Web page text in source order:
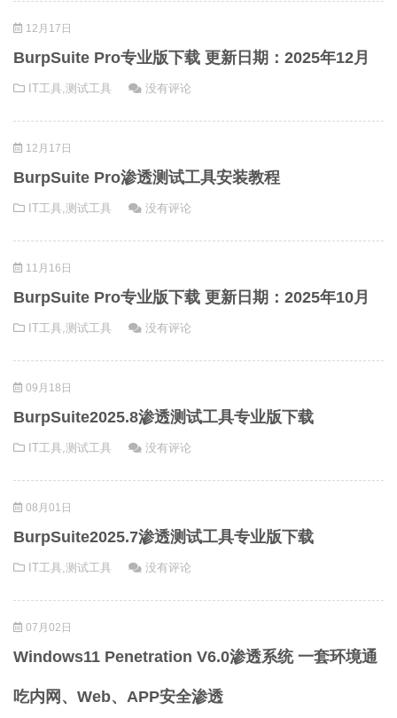
12月17日
BurpSuite Pro专业版下载 更新日期：2025年12月
IT工具,测试工具 没有评论
12月17日
BurpSuite Pro渗透测试工具安装教程
IT工具,测试工具 没有评论
11月16日
BurpSuite Pro专业版下载 更新日期：2025年10月
IT工具,测试工具 没有评论
09月18日
BurpSuite2025.8渗透测试工具专业版下载
IT工具,测试工具 没有评论
08月01日
BurpSuite2025.7渗透测试工具专业版下载
IT工具,测试工具 没有评论
07月02日
Windows11 Penetration V6.0渗透系统 一套环境通
吃内网、Web、APP安全渗透